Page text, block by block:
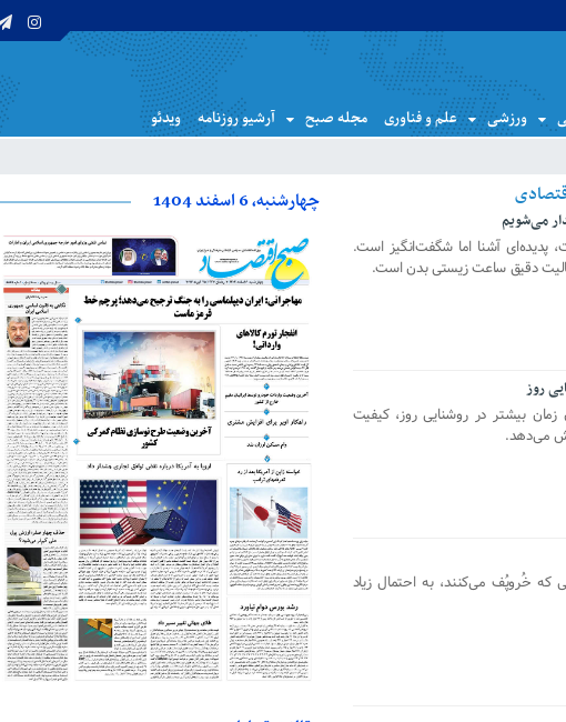
ورزشی علم و فناوری مجله صبح آرشیو روزنامه ویدئو
می‌شویم
پدیده‌ای آشنا اما شگفت‌انگیز است.
دقیق ساعت زیستی بدن است.
روز
بیشتر در روشنایی روز، کیفیت
می‌دهد.
که خُروپُف می‌کنند، به احتمال زیاد
چهارشنبه، 6 اسفند 1404